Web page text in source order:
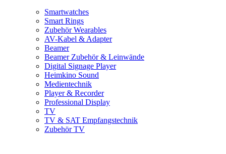
Smartwatches
Smart Rings
Zubehör Wearables
AV-Kabel & Adapter
Beamer
Beamer Zubehör & Leinwände
Digital Signage Player
Heimkino Sound
Medientechnik
Player & Recorder
Professional Display
TV
TV & SAT Empfangstechnik
Zubehör TV